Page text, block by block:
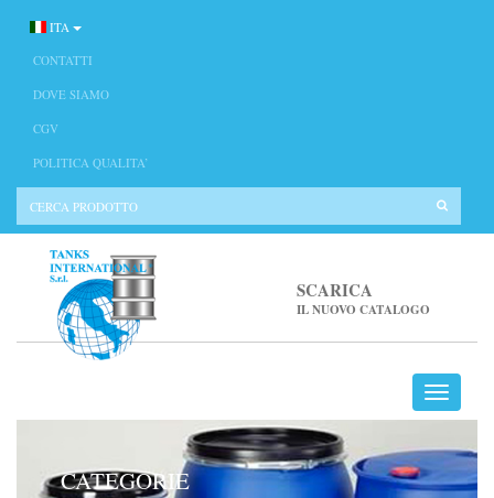
ITA
CONTATTI
DOVE SIAMO
CGV
POLITICA QUALITA’
SCARICA
IL NUOVO CATALOGO
CATEGORIE